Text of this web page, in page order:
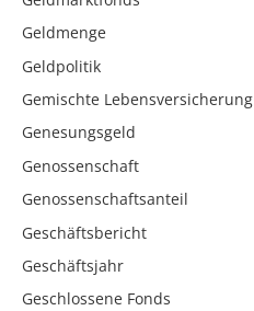
Geldmenge
Geldpolitik
Gemischte Lebensversicherung
Genesungsgeld
Genossenschaft
Genossenschaftsanteil
Geschäftsbericht
Geschäftsjahr
Geschlossene Fonds